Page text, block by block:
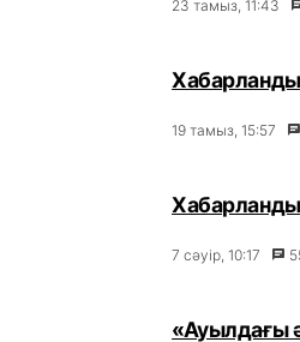
23 тамыз, 11:43
19 тамыз, 15:57
7 сәуір, 10:17
«Ауылдағы